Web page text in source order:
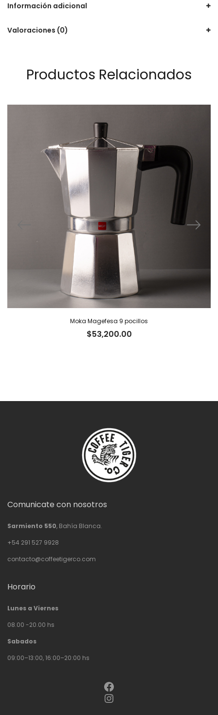
Información adicional
Valoraciones (0)
Productos Relacionados
Moka Magefesa 9 pocillos
$53,200.00
Comunicate con nosotros
Sarmiento 550, Bahía Blanca.
+54 291 527 9928
contacto@coffeetigerco.com
Horario
Lunes a Viernes
08.00 -20.00 hs
Sabados
09:00–13:00, 16:00–20:00 hs
Facebook
Instagram